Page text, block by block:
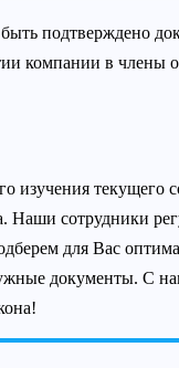
подтверждено
компании в члены
изучения текущего
Наши сотрудники
для Вас
документы. С